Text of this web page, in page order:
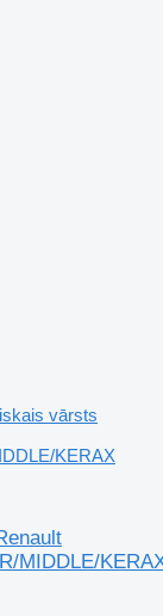
vārsts
KERAX
MIDDLE/